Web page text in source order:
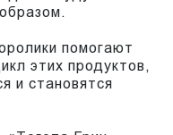
помогают
этих продуктов,
и становятся